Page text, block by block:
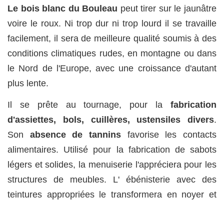
Le bois blanc du Bouleau peut tirer sur le jaunâtre
voire le roux. Ni trop dur ni trop lourd il se travaille
facilement, il sera de meilleure qualité soumis à des
conditions climatiques rudes, en montagne ou dans
le Nord de l'Europe, avec une croissance d'autant
plus lente.
Il se prête au tournage, pour la fabrication
d'assiettes, bols, cuillères, ustensiles divers.
Son absence de tannins favorise les contacts
alimentaires. Utilisé pour la fabrication de sabots
légers et solides, la menuiserie l'appréciera pour les
structures de meubles. L' ébénisterie avec des
teintures appropriées le transformera en noyer et